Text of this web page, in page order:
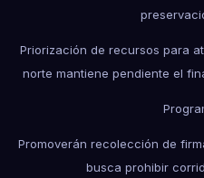
Priorización de recursos para
norte mantiene pendiente el
Promoverán recolección de
busca prohibir